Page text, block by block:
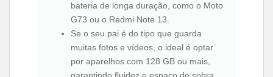
bateria de longa duração, como o Moto
G73 ou o Redmi Note 13.
Se o seu pai é do tipo que guarda
muitas fotos e vídeos, o ideal é optar
por aparelhos com 128 GB ou mais,